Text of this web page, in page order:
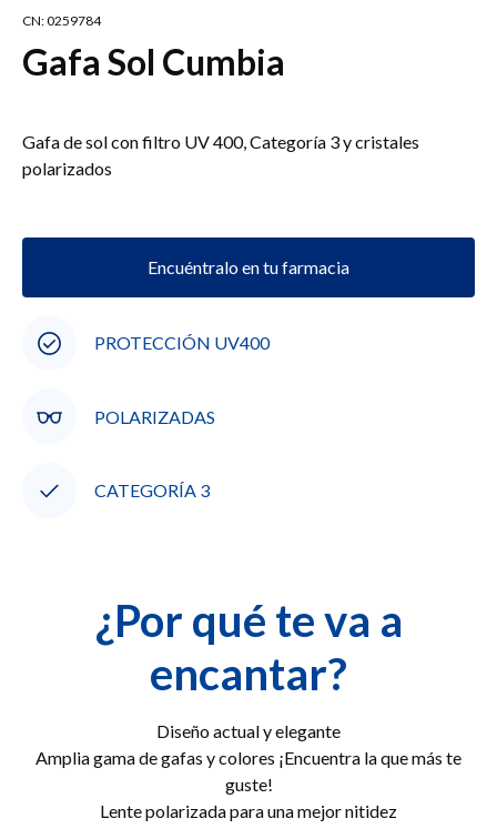
CN: 0259784
Gafa Sol Cumbia
Gafa de sol con filtro UV 400, Categoría 3 y cristales
polarizados
Encuéntralo en tu farmacia
PROTECCIÓN UV400
POLARIZADAS
CATEGORÍA 3
¿Por qué te va a
encantar?
Diseño actual y elegante
Amplia gama de gafas y colores ¡Encuentra la que más te
guste!
Lente polarizada para una mejor nitidez